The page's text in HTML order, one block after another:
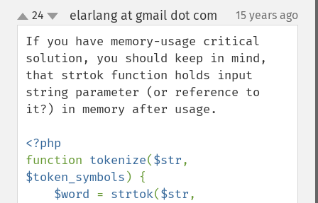
up
down
24 elarlang at gmail dot com 15 years ago
If you have memory-usage critical
solution, you should keep in mind,
that strtok function holds input
string parameter (or reference to
it?) in memory after usage.
function tokenize($str
$token_symbols ) {
$word = strtok($str